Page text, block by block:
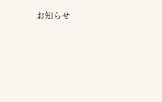
お知らせ